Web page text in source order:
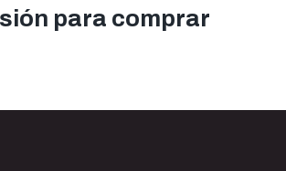
para comprar